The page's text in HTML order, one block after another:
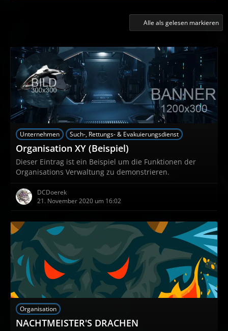
Alle als gelesen markieren
Unternehmen Such-, Rettungs- & Evakuierungsdienst
Organisation XY (Beispiel)
Dieser Eintrag ist ein Beispiel um die Funktionen der
Organisations Verwaltung zu demonstrieren.
DCDoerek
21. November 2020 um 16:02
Organisation
NACHTMEISTER'S DRACHEN